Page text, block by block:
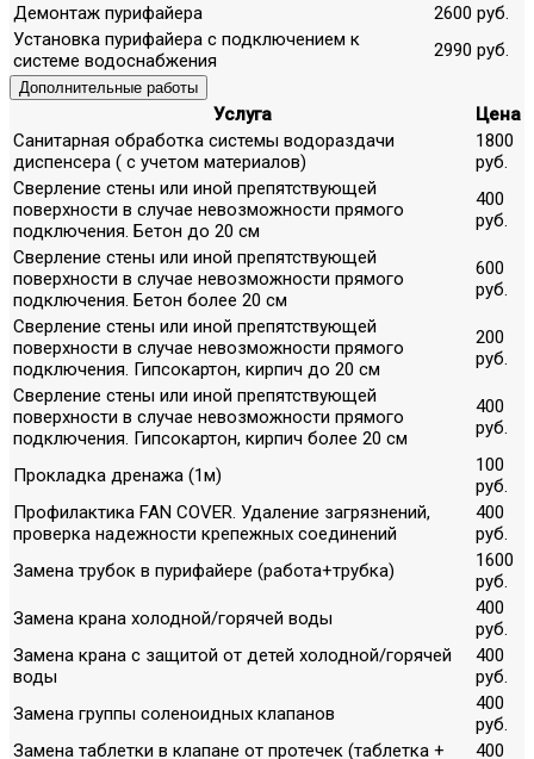
Демонтаж пурифайера
2600 руб.
Установка пурифайера с подключением к
системе водоснабжения
2990 руб.
Дополнительные работы
Услуга
Цена
Санитарная обработка системы водораздачи
диспенсера ( с учетом материалов)
1800
руб.
Сверление стены или иной препятствующей
поверхности в случае невозможности прямого
подключения. Бетон до 20 см
400
руб.
Сверление стены или иной препятствующей
поверхности в случае невозможности прямого
подключения. Бетон более 20 см
600
руб.
Сверление стены или иной препятствующей
поверхности в случае невозможности прямого
подключения. Гипсокартон, кирпич до 20 см
200
руб.
Сверление стены или иной препятствующей
поверхности в случае невозможности прямого
подключения. Гипсокартон, кирпич более 20 см
400
руб.
Прокладка дренажа (1м)
100
руб.
Профилактика FAN COVER. Удаление загрязнений,
проверка надежности крепежных соединений
400
руб.
Замена трубок в пурифайере (работа+трубка)
1600
руб.
Замена крана холодной/горячей воды
400
руб.
Замена крана с защитой от детей холодной/горячей
воды
400
руб.
Замена группы соленоидных клапанов
400
руб.
Замена таблетки в клапане от протечек (таблетка +
400